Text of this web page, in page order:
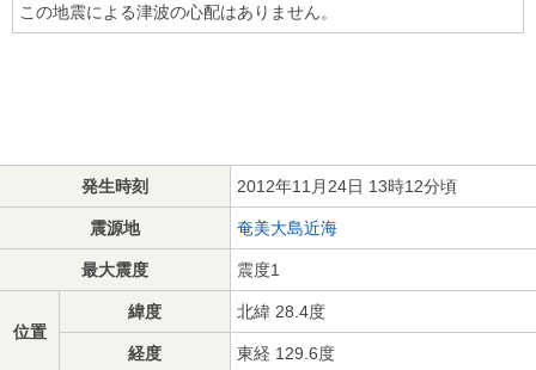
この地震による津波の心配はありません。
発生時刻 2012年11月24日 13時12分頃
震源地 奄美大島近海
最大震度 震度1
位置
緯度 北緯 28.4度
経度 東経 129.6度